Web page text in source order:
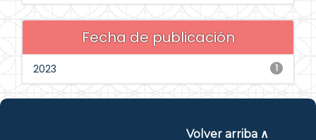
Fecha de publicación
1
2023
Volver arriba ∧